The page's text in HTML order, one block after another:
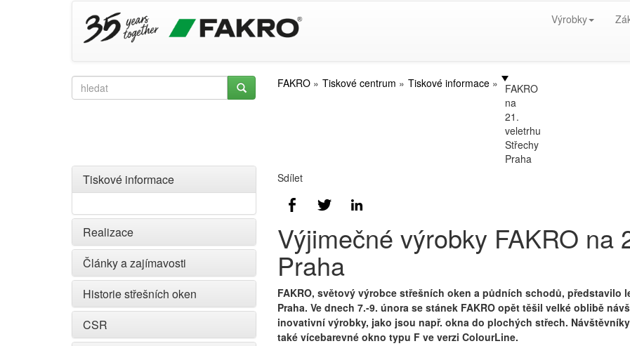
Výrobky
FAKRO Tiskové centrum Tiskové informace
FAKRO
na
21.
veletrhu
Střechy
Praha
Tiskové informace
Realizace
Články a zajímavosti
Historie střešních oken
CSR
Sdílet
Výjimečné výrobky FAKRO na
Praha
FAKRO, světový výrobce střešních oken a půdních schodů, představilo
Praha. Ve dnech 7.-9. února se stánek FAKRO opět těšil velké oblibě
inovativní výrobky, jako jsou např. okna do plochých střech.
také vícebarevné okno typu F ve verzi ColourLine.